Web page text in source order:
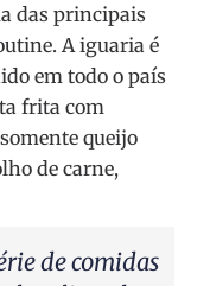
das principais
A iguaria é
em todo o país
frita com
queijo
de carne,
de comidas